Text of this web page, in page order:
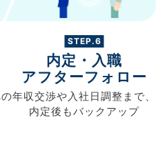
STEP.6
内定・入職
アフターフォロー
年収交渉や入社日調整まで、
内定後もバックアップ